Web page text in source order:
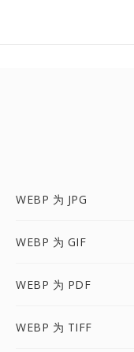
WEBP 为 JPG
WEBP 为 GIF
WEBP 为 PDF
WEBP 为 TIFF